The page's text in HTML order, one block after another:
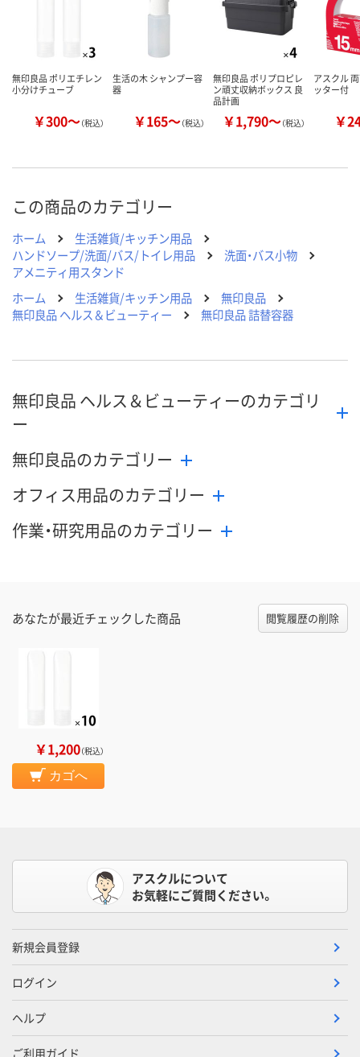
カゴへ カ
無印良品 ポリエチレン
小分けチューブ
￥300～（税込）
生活の木 シャンプー容
器
￥165～（税込）
無印良品 ポリプロピレ
ン頑丈収納ボックス 良
品計画
￥1,790～（税込）
アスクル
ッター付
￥
この商品のカテゴリー
ホーム
生活雑貨/キッチン用品
ハンドソープ/洗面/バス/トイレ用品
洗面・バス小物
アメニティ用スタンド
ホーム
生活雑貨/キッチン用品
無印良品
無印良品 ヘルス＆ビューティー
無印良品 詰替容器
無印良品 ヘルス＆ビューティーのカテゴリ
ー
無印良品のカテゴリー
オフィス用品のカテゴリー
作業・研究用品のカテゴリー
あなたが最近チェックした商品 閲覧履歴の削除
￥1,200（税込）
カゴへ
アスクルについて
お気軽にご質問ください。
新規会員登録
ログイン
ヘルプ
ご利用ガイド